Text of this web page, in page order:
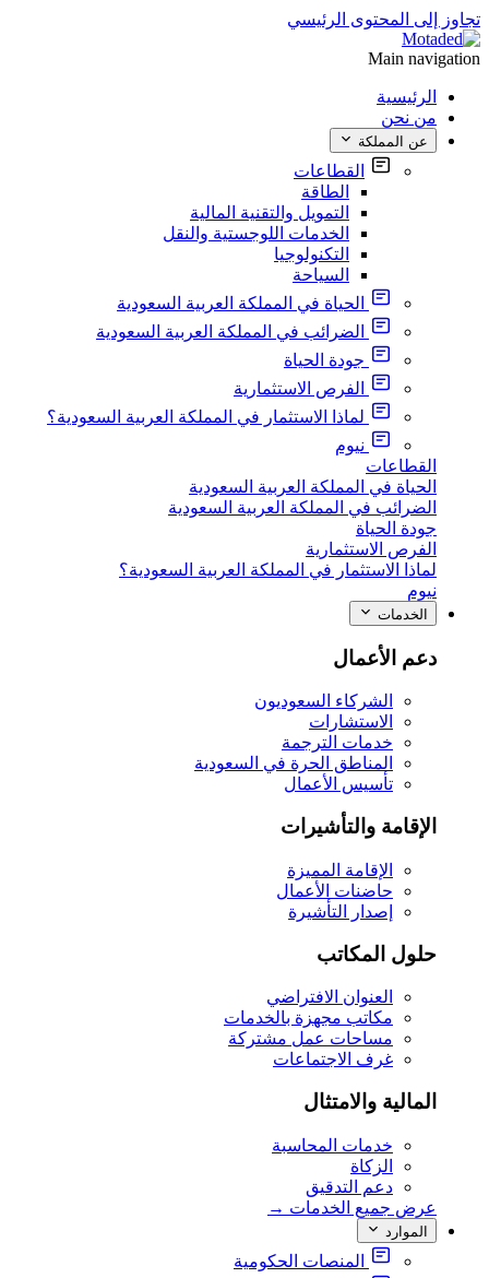
تجاوز إلى المحتوى الرئيسي
Main navigation
الرئيسية
من نحن
عن المملكة
القطاعات
الطاقة
التمويل والتقنية المالية
الخدمات اللوجستية والنقل
التكنولوجيا
السياحة
الحياة في المملكة العربية السعودية
الضرائب في المملكة العربية السعودية
جودة الحياة
الفرص الاستثمارية
لماذا الاستثمار في المملكة العربية السعودية؟
نيوم
القطاعات
الحياة في المملكة العربية السعودية
الضرائب في المملكة العربية السعودية
جودة الحياة
الفرص الاستثمارية
لماذا الاستثمار في المملكة العربية السعودية؟
نيوم
الخدمات
دعم الأعمال
الشركاء السعوديون
الاستشارات
خدمات الترجمة
المناطق الحرة في السعودية
تأسيس الأعمال
الإقامة والتأشيرات
الإقامة المميزة
حاضنات الأعمال
إصدار التأشيرة
حلول المكاتب
العنوان الافتراضي
مكاتب مجهزة بالخدمات
مساحات عمل مشتركة
غرف الاجتماعات
المالية والامتثال
خدمات المحاسبة
الزكاة
دعم التدقيق
عرض جميع الخدمات →
الموارد
المنصات الحكومية